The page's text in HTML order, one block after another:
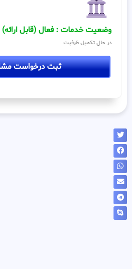
وضعیت خدمات : فعال (قابل ارائه)
در حال تکمیل ظرفیت
ثبت درخواست